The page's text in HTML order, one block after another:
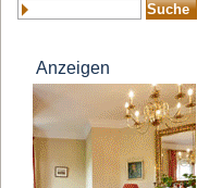
Anzeigen